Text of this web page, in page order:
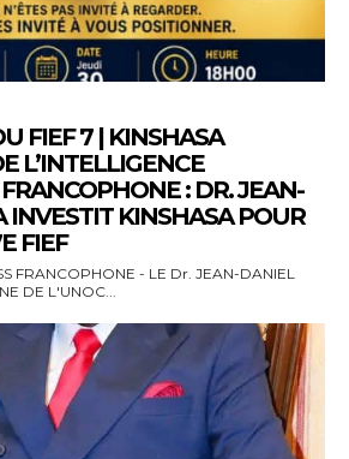
FIEF 7 | KINSHASA
L’INTELLIGENCE
: DR. JEAN-
INVESTIT KINSHASA POUR
FIEF
FRANCOPHONE - LE Dr. JEAN-DANIEL
DE L'UNOC...